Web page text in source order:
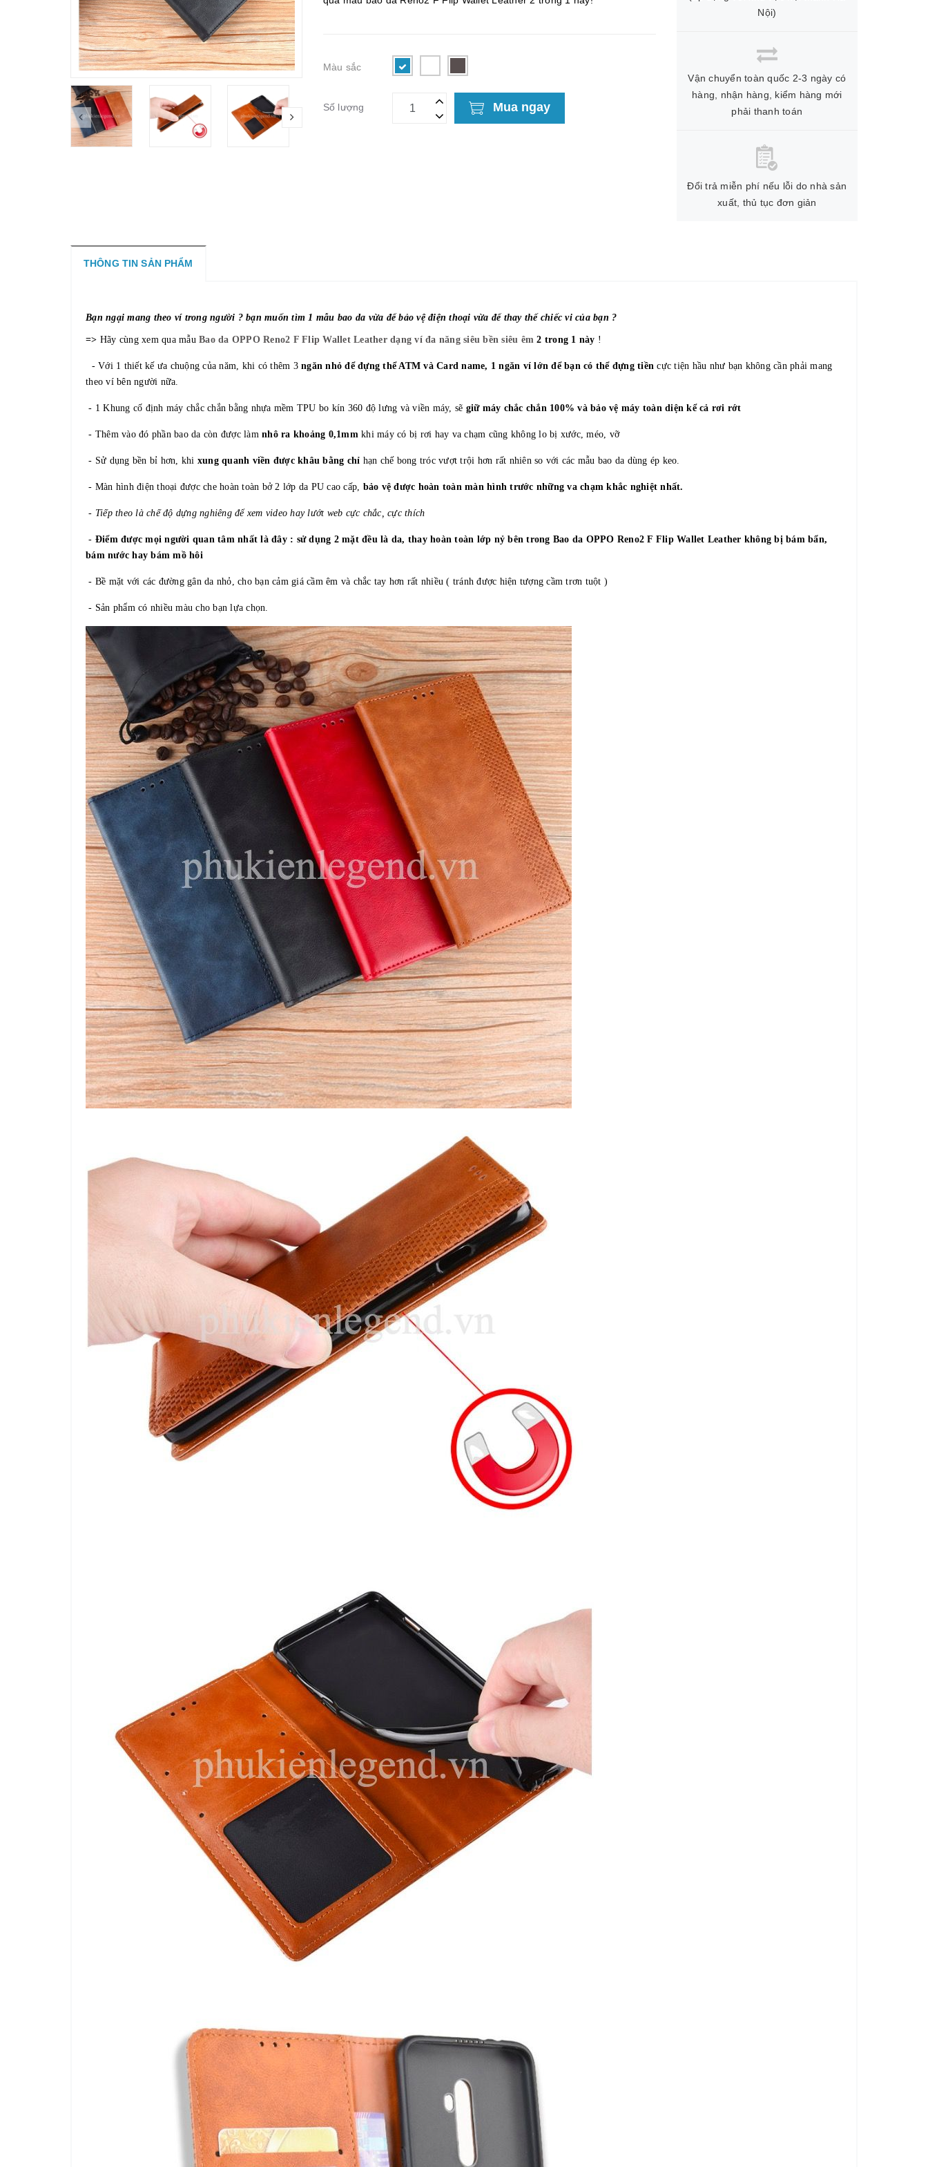
Màu sắc
Số lượng Mua ngay
Nội)
Vận chuyển toàn quốc 2-3 ngày có
hàng, nhận hàng, kiểm hàng mới
phải thanh toán
Đổi trả miễn phí nếu lỗi do nhà sản
xuất, thủ tục đơn giản
THÔNG TIN SẢN PHẨM
Bạn ngại mang theo ví trong người ? bạn muốn tìm 1 mẫu bao da vừa để bảo vệ điện thoại vừa để thay thế chiếc vi của bạn ?
=> Hãy cùng xem qua mẫu Bao da OPPO Reno2 F Flip Wallet Leather dạng ví đa năng siêu bền siêu êm 2 trong 1 này !
- Với 1 thiết kế ưa chuộng của năm, khi có thêm 3ngăn nhỏ để đựng thể ATM và Card name, 1 ngăn ví lớn để bạn có thể đựng tiền cực tiện hầu như bạn không cần phải mang
theo ví bên người nữa.
- 1 Khung cố định máy chắc chắn bằng nhựa mềm TPU bo kín 360 độ lưng và viền máy, sẽ giữ máy chắc chắn 100% và bảo vệ máy toàn diện kể cả rơi rớt
- Thêm vào đó phần bao da còn được làm nhô ra khoảng 0,1mm khi máy có bị rơi hay va chạm cũng không lo bị xước, méo, vỡ
- Sử dụng bền bỉ hơn, khi xung quanh viền được khâu bằng chỉ hạn chế bong tróc vượt trội hơn rất nhiên so với các mẫu bao da dùng ép keo.
- Màn hình điện thoại được che hoàn toàn bở 2 lớp da PU cao cấp, bảo vệ được hoàn toàn màn hình trước những va chạm khắc nghiệt nhất.
- Tiếp theo là chế độ dựng nghiêng để xem video hay lướt web cực chắc, cực thích
- Điểm được mọi người quan tâm nhất là đây : sử dụng 2 mặt đều là da, thay hoàn toàn lớp nỷ bên trong Bao da OPPO Reno2 F Flip Wallet Leather không bị bám bẩn,
bám nước hay bám mồ hôi
- Bề mặt với các đường gân da nhỏ, cho bạn cảm giá cầm êm và chắc tay hơn rất nhiều ( tránh được hiện tượng cầm trơn tuột )
- Sản phẩm có nhiều màu cho bạn lựa chọn.